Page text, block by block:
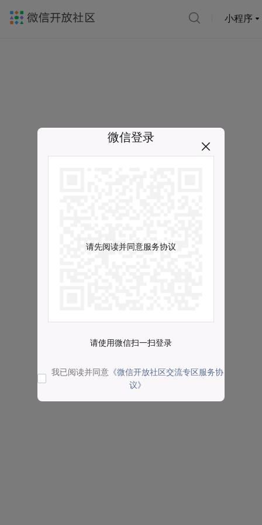
小程序
微信登录
请先阅读并同意服务协议
请使用微信扫一扫登录
我已阅读并同意 《微信开放社区交流专区服务协
议》